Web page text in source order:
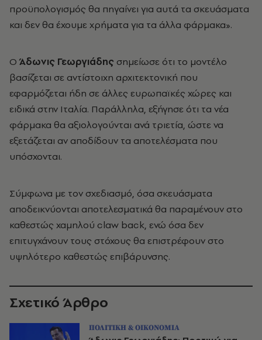
προϋπολογισμός θα πηγαίνει για αυτά τα σκευάσματα
και δεν θα έχουμε χρήματα για τα άλλα φάρμακα».
Ο Άδωνις Γεωργιάδης σημείωσε ότι το μοντέλο
βασίζεται σε αντίστοιχη αρχιτεκτονική που
εφαρμόζεται ήδη σε άλλες ευρωπαϊκές χώρες και
ειδικά στην Ιταλία. Παράλληλα, εξήγησε ότι τα νέα
φάρμακα θα αξιολογούνται ανά τριετία, ώστε να
εξετάζεται αν αποδίδουν τα αποτελέσματα που
υπόσχονται.
Σύμφωνα με τον σχεδιασμό, όσα σκευάσματα
αποδεικνύονται αποτελεσματικά θα παραμένουν στο
καθεστώς χαμηλού claw back, ενώ όσα δεν
επιτυγχάνουν τους στόχους θα επιστρέφουν στο
υψηλότερο καθεστώς επιβάρυνσης.
Σχετικό Άρθρο
ΠΟΛΙΤΙΚΗ & ΟΙΚΟΝΟΜΙΑ